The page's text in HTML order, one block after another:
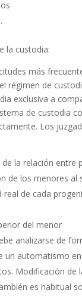
la custodia:
más
régimen de
exclusiva a
de custodia
Los
de la relación entre
de los menores al
real de cada
del menor
analizarse de
un automatismo
Modificación de
es habitual